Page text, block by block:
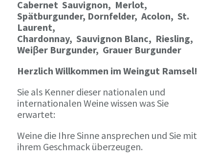
Cabernet Sauvignon, Merlot,
Spätburgunder, Dornfelder, Acolon, St.
Laurent,
Chardonnay, Sauvignon Blanc, Riesling,
Weiβer Burgunder, Grauer Burgunder
Herzlich Willkommen im Weingut Ramsel!
Sie als Kenner dieser nationalen und
internationalen Weine wissen was Sie
erwartet:
Weine die Ihre Sinne ansprechen und Sie mit
ihrem Geschmack überzeugen.